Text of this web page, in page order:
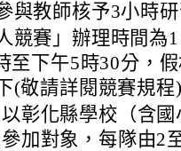
與教師核予3小時
競賽」辦理時間為
至下午5時30分，
(敬請詳閱競賽規程
彰化縣學校（含
加對象，每隊由2